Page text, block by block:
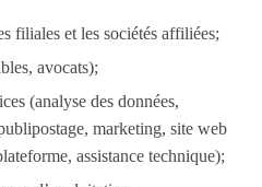
filiales et les sociétés affiliées;
avocats);
(analyse des données,
marketing, site web
assistance technique);